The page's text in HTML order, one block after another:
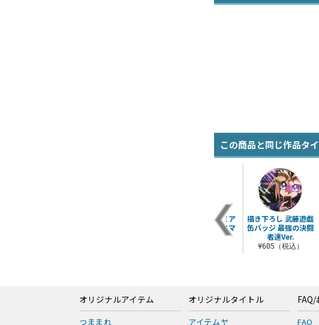
この商品と同じ作品タ
デュエルアカデミア
イメージ手帳型スマ
ホケース148
描き下ろし 武藤遊戯
缶バッジ 最強の決闘
者達Ver.
¥605（税込）
オリジナルアイテム
つままれ
オリジナルタイトル
アイテムヤ FAQ